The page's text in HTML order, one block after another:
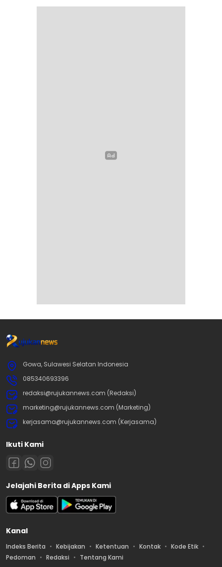
Gowa, Sulawesi Selatan Indonesia
085340693396
redaksi@rujukannews.com (Redaksi)
marketing@rujukannews.com (Marketing)
kerjasama@rujukannews.com (Kerjasama)
Ikuti Kami
Jelajahi Berita di Apps Kami
Kanal
Indeks Berita Kebijakan Ketentuan Kontak
Kode Etik
Pedoman
Redaksi Tentang Kami